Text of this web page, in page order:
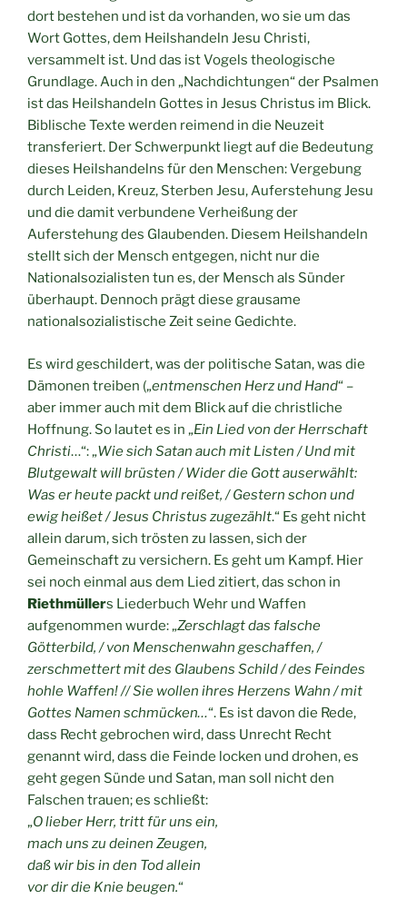
dort bestehen und ist da vorhanden, wo sie um das
Wort Gottes, dem Heilshandeln Jesu Christi,
versammelt ist. Und das ist Vogels theologische
Grundlage. Auch in den „Nachdichtungen“ der Psalmen
ist das Heilshandeln Gottes in Jesus Christus im Blick.
Biblische Texte werden reimend in die Neuzeit
transferiert. Der Schwerpunkt liegt auf die Bedeutung
dieses Heilshandelns für den Menschen: Vergebung
durch Leiden, Kreuz, Sterben Jesu, Auferstehung Jesu
und die damit verbundene Verheißung der
Auferstehung des Glaubenden. Diesem Heilshandeln
stellt sich der Mensch entgegen, nicht nur die
Nationalsozialisten tun es, der Mensch als Sünder
überhaupt. Dennoch prägt diese grausame
nationalsozialistische Zeit seine Gedichte.
Es wird geschildert, was der politische Satan, was die
Dämonen treiben („entmenschen Herz und Hand“ –
aber immer auch mit dem Blick auf die christliche
Hoffnung. So lautet es in „Ein Lied von der Herrschaft
Christi…“: „Wie sich Satan auch mit Listen / Und mit
Blutgewalt will brüsten / Wider die Gott auserwählt:
Was er heute packt und reißet, / Gestern schon und
ewig heißet / Jesus Christus zugezählt.“ Es geht nicht
allein darum, sich trösten zu lassen, sich der
Gemeinschaft zu versichern. Es geht um Kampf. Hier
sei noch einmal aus dem Lied zitiert, das schon in
Riethmüllers Liederbuch Wehr und Waffen
aufgenommen wurde: „Zerschlagt das falsche
Götterbild, / von Menschenwahn geschaffen, /
zerschmettert mit des Glaubens Schild / des Feindes
hohle Waffen! // Sie wollen ihres Herzens Wahn / mit
Gottes Namen schmücken…“. Es ist davon die Rede,
dass Recht gebrochen wird, dass Unrecht Recht
genannt wird, dass die Feinde locken und drohen, es
geht gegen Sünde und Satan, man soll nicht den
Falschen trauen; es schließt:
„O lieber Herr, tritt für uns ein,
mach uns zu deinen Zeugen,
daß wir bis in den Tod allein
vor dir die Knie beugen.“